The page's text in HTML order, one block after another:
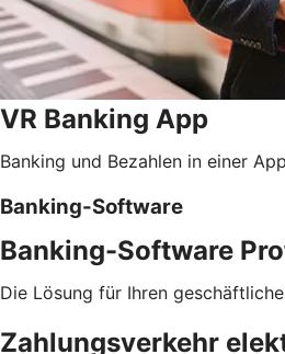
VR Banking App
Banking und Bezahlen in einer
Banking-Software
Banking-Software
Die Lösung für Ihren
Zahlungsverkehr